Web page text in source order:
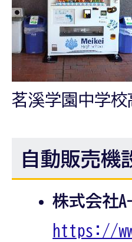
茗溪学園中学
自動販売機
株式会社
https://